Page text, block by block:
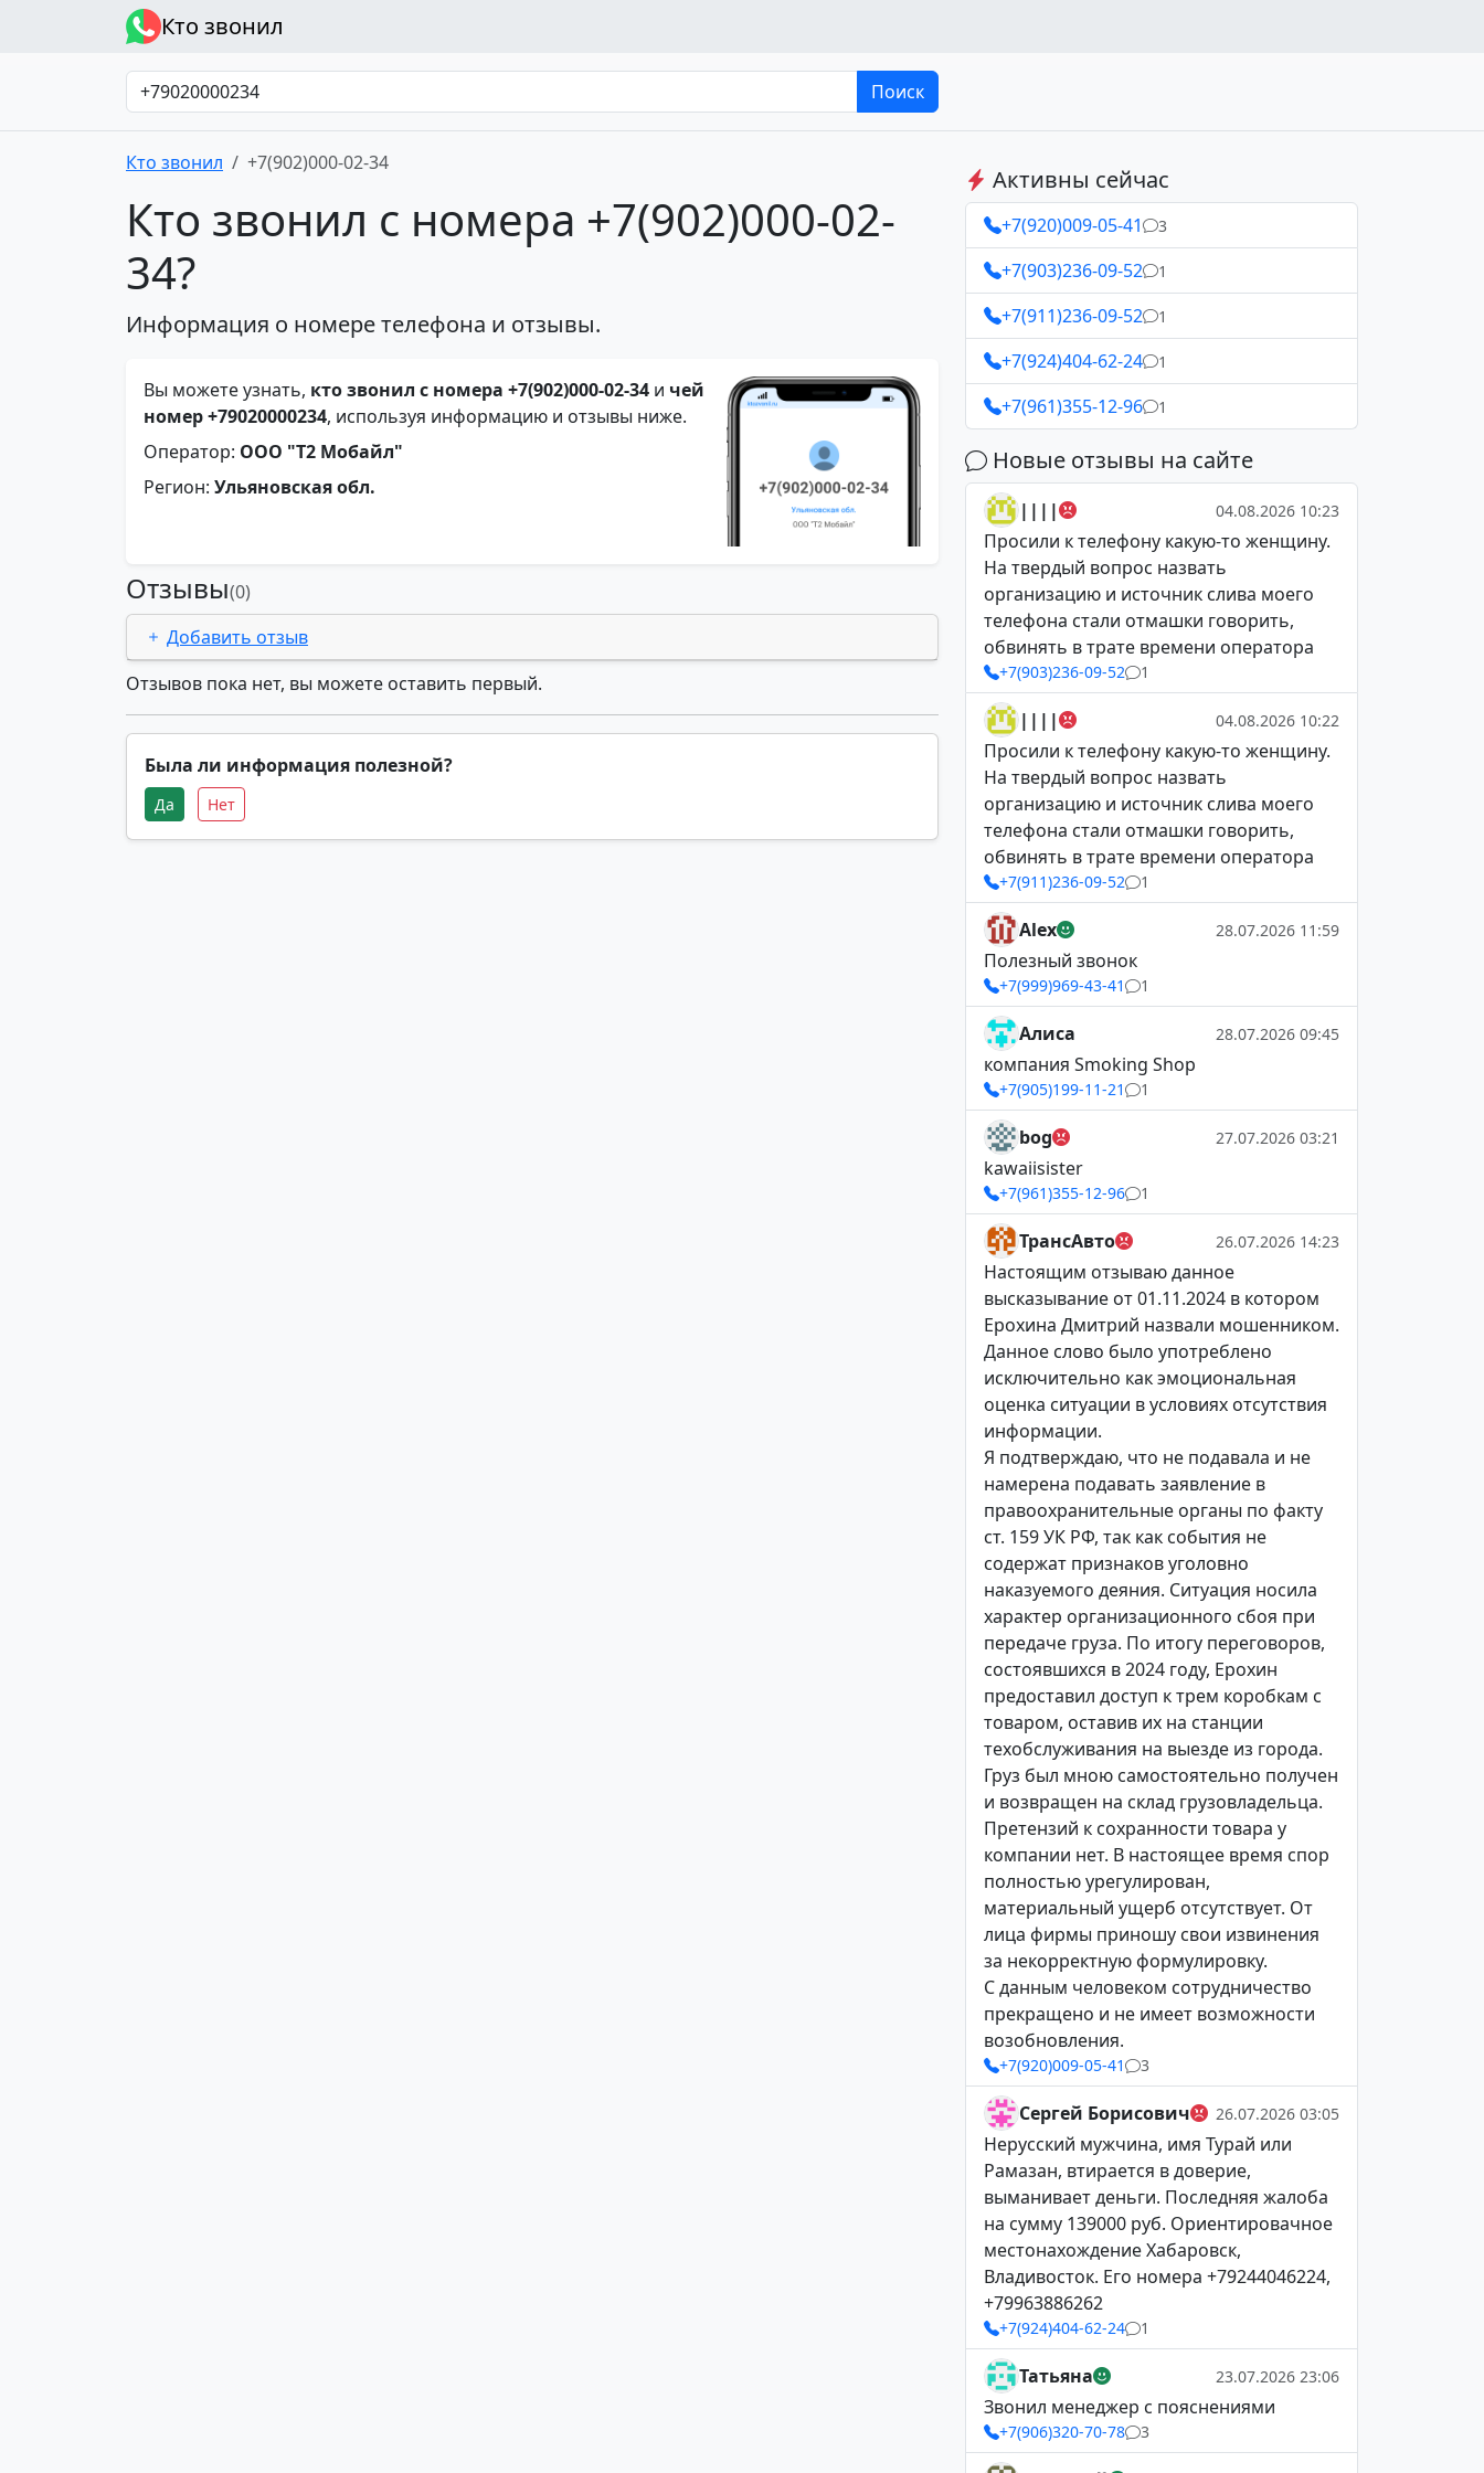
Кто звонил
Поиск
Кто звонил +7(902)000-02-34
Кто звонил с номера +7(902)000-02-
34?
Информация о номере телефона и отзывы.
Вы можете узнать, кто звонил с номера +7(902)000-02-34 и чей
номер +79020000234, используя информацию и отзывы ниже.
Оператор: ООО "Т2 Мобайл"
Регион: Ульяновская обл.
Отзывы(0)
Добавить отзыв
Отзывов пока нет, вы можете оставить первый.
Была ли информация полезной?
Да Нет
Активны сейчас
+7(920)009-05-41 3
+7(903)236-09-52 1
+7(911)236-09-52 1
+7(924)404-62-24 1
+7(961)355-12-96 1
Новые отзывы на сайте
|||| 04.08.2026 10:23
Просили к телефону какую-то женщину.
На твердый вопрос назвать
организацию и источник слива моего
телефона стали отмашки говорить,
обвинять в трате времени оператора
+7(903)236-09-52 1
|||| 04.08.2026 10:22
Просили к телефону какую-то женщину.
На твердый вопрос назвать
организацию и источник слива моего
телефона стали отмашки говорить,
обвинять в трате времени оператора
+7(911)236-09-52 1
Alex 28.07.2026 11:59
Полезный звонок
+7(999)969-43-41 1
Алиса 28.07.2026 09:45
компания Smoking Shop
+7(905)199-11-21 1
bog 27.07.2026 03:21
kawaiisister
+7(961)355-12-96 1
ТрансАвто 26.07.2026 14:23
Настоящим отзываю данное
высказывание от 01.11.2024 в котором
Ерохина Дмитрий назвали мошенником.
Данное слово было употреблено
исключительно как эмоциональная
оценка ситуации в условиях отсутствия
информации.
Я подтверждаю, что не подавала и не
намерена подавать заявление в
правоохранительные органы по факту
ст. 159 УК РФ, так как события не
содержат признаков уголовно
наказуемого деяния. Ситуация носила
характер организационного сбоя при
передаче груза. По итогу переговоров,
состоявшихся в 2024 году, Ерохин
предоставил доступ к трем коробкам с
товаром, оставив их на станции
техобслуживания на выезде из города.
Груз был мною самостоятельно получен
и возвращен на склад грузовладельца.
Претензий к сохранности товара у
компании нет. В настоящее время спор
полностью урегулирован,
материальный ущерб отсутствует. От
лица фирмы приношу свои извинения
за некорректную формулировку.
С данным человеком сотрудничество
прекращено и не имеет возможности
возобновления.
+7(920)009-05-41 3
Сергей Борисович 26.07.2026 03:05
Нерусский мужчина, имя Турай или
Рамазан, втирается в доверие,
выманивает деньги. Последняя жалоба
на сумму 139000 руб. Ориентировачное
местонахождение Хабаровск,
Владивосток. Его номера +79244046224,
+79963886262
+7(924)404-62-24 1
Татьяна 23.07.2026 23:06
Звонил менеджер с пояснениями
+7(906)320-70-78 3